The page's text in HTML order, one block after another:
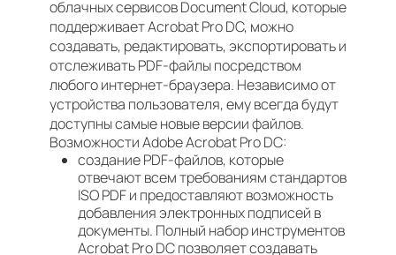
облачных сервисов Document Cloud, которые
поддерживает Acrobat Pro DC, можно
создавать, редактировать, экспортировать и
отслеживать PDF-файлы посредством
любого интернет-браузера. Независимо от
устройства пользователя, ему всегда будут
доступны самые новые версии файлов.
Возможности Adobe Acrobat Pro DC:
создание PDF-файлов, которые
отвечают всем требованиям стандартов
ISO PDF и предоставляют возможность
добавления электронных подписей в
документы. Полный набор инструментов
Acrobat Pro DC позволяет создавать